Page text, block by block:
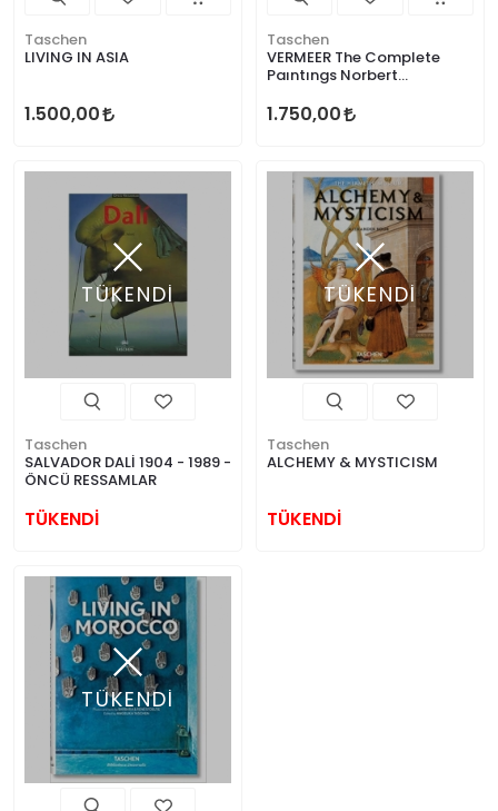
Taschen
LIVING IN ASIA
1.500,00
Taschen
VERMEER The Complete
Paıntıngs Norbert
1.750,00
TÜKENDİ
Taschen
SALVADOR DALİ 1904 - 1989 -
ÖNCÜ RESSAMLAR
TÜKENDİ
TÜKENDİ
Taschen
ALCHEMY & MYSTICISM
TÜKENDİ
TÜKENDİ